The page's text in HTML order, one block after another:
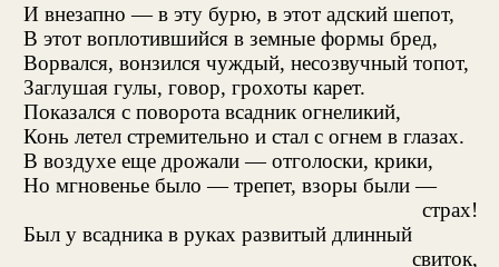
И внезапно — в эту бурю, в этот адский шепот,
В этот воплотившийся в земные формы бред,
Ворвался, вонзился чуждый, несозвучный топот,
Заглушая гулы, говор, грохоты карет.
Показался с поворота всадник огнеликий,
Конь летел стремительно и стал с огнем в глазах.
В воздухе еще дрожали — отголоски, крики,
Но мгновенье было — трепет, взоры были —
страх!
Был у всадника в руках развитый длинный
свиток,